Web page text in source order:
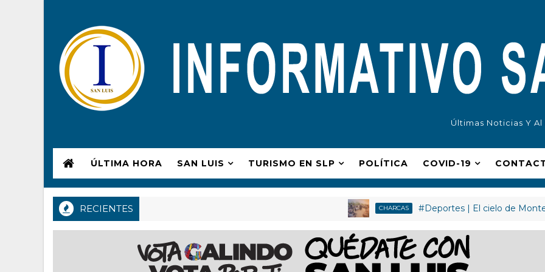
Últimas Noticias Y Al
ÚLTIMA HORA SAN LUIS TURISMO EN SLP POLÍ­TICA COVID-19
RECIENTES CHARCAS #Deportes | El cielo de Monterrey
alcaldes Marisol Nájera y Filiberto Rodríguez se sordean